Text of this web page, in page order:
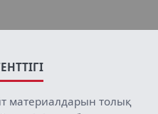
материалдарын толық